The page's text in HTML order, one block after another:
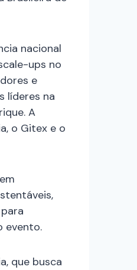
nacional
ups no
e
líderes na
A
o Gitex e o
evento.
que busca